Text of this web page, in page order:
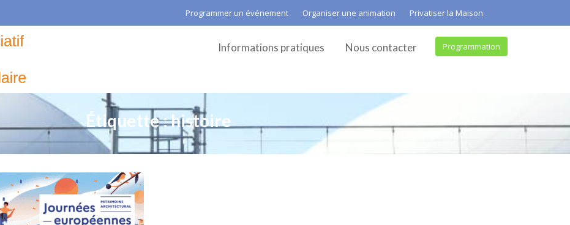
Programmer un événement Organiser une animation Privatiser la Maison
Programmation
Informations pratiques Nous contacter
Étiquette :histoire